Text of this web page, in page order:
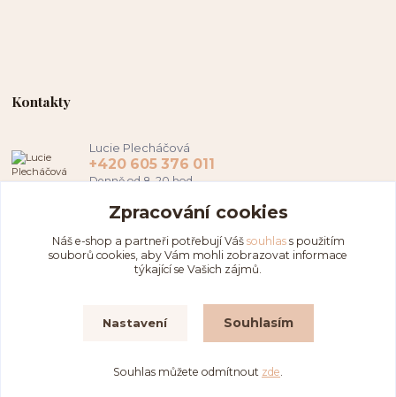
Kontakty
Lucie Plecháčová
+420 605 376 011
Denně od 8-20 hod.
hamapl@seznam.cz
Vytvořeno na
Eshop-rychle.cz
Zpracování cookies
Náš e-shop a partneři potřebují Váš souhlass použitím
souborů cookies, aby Vám mohli zobrazovat informace
týkající se Vašich zájmů.
Nastavení Souhlasím
Souhlas můžete odmítnout zde